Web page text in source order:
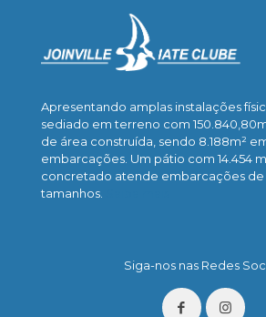
Apresentando amplas instalações
sediado em terreno com
de área construída, sendo 8.188m²
embarcações. Um pátio com 14.454
concretado atende embarcações de
tamanhos.
Siga-nos nas Redes